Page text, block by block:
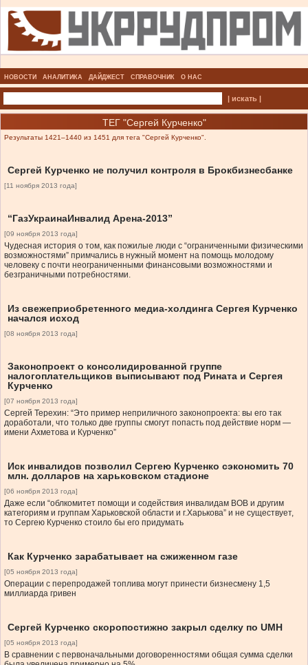
НОВОСТИ АНАЛИТИКА ДАЙДЖЕСТ СПРАВОЧНИК О НАС
| искать |
ТЕГ "Сергей Курченко"
Результаты 1421–1440 из 1451 для тега "Сергей Курченко".
Сергей Курченко не получил контроля в Брокбизнесбанке
[11 ноября 2013 года]
“ГазУкраинаИнвалид Арена-2013”
[09 ноября 2013 года]
Чудесная история о том, как пожилые люди с “ограниченными физическими
возможностями” примчались в нужный момент на помощь молодому
человеку с почти неограниченными финансовыми возможностями и
безграничными потребностями.
Из свежеприобретенного медиа-холдинга Сергея Курченко
начался исход
[08 ноября 2013 года]
Законопроект о консолидированной группе
налогоплательщиков выписывают под Рината и Сергея
Курченко
[07 ноября 2013 года]
Сергей Терехин: “Это пример неприличного законопроекта: вы его так
доработали, что только две группы смогут попасть под действие норм —
имени Ахметова и Курченко”
Иск инвалидов позволил Сергею Курченко сэкономить 70
млн. долларов на харьковском стадионе
[06 ноября 2013 года]
Даже если “облкомитет помощи и содействия инвалидам ВОВ и другим
категориям и группам Харьковской области и г.Харькова” и не существует,
то Сергею Курченко стоило бы его придумать
Как Курченко зарабатывает на сжиженном газе
[05 ноября 2013 года]
Операции с перепродажей топлива могут принести бизнесмену 1,5
миллиарда гривен
Сергей Курченко скоропостижно закрыл сделку по UMH
[05 ноября 2013 года]
В сравнении с первоначальными договоренностями общая сумма сделки